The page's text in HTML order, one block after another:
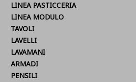
LINEA PASTICCERIA
LINEA MODULO
TAVOLI
LAVELLI
LAVAMANI
ARMADI
PENSILI